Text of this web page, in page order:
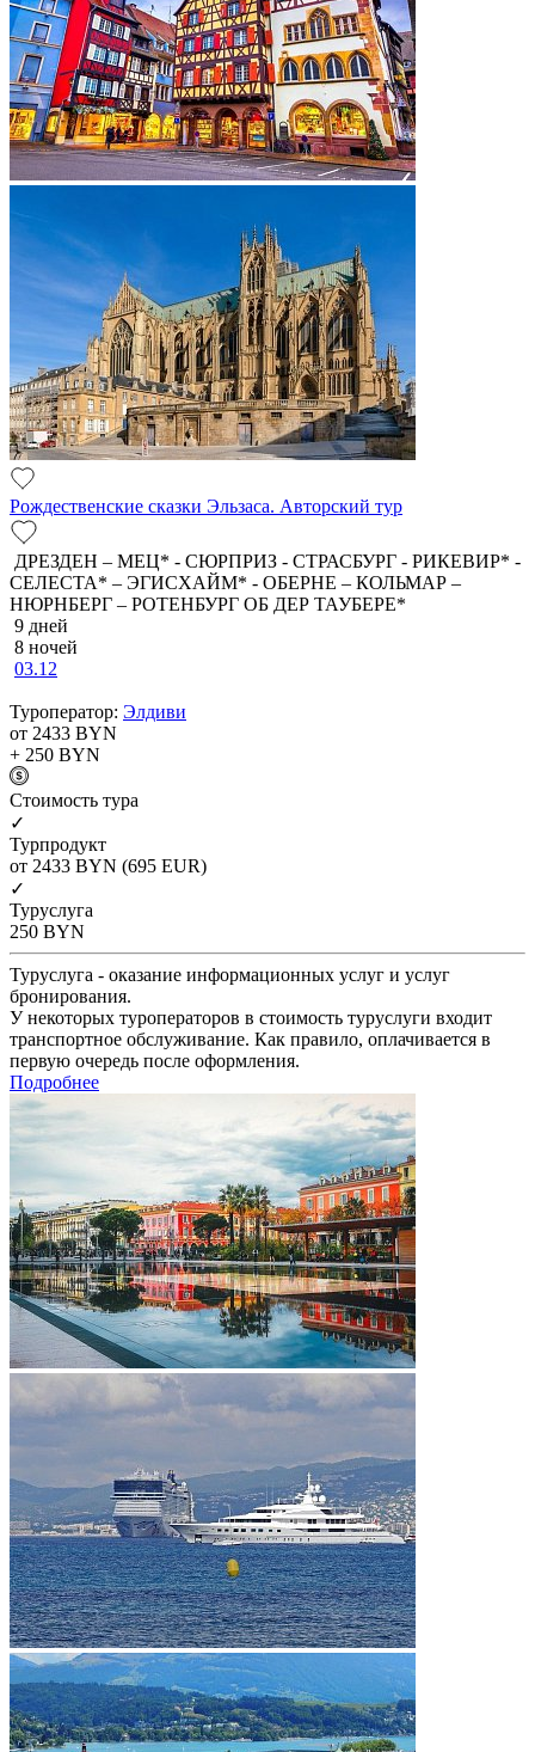
Рождественские сказки Эльзаса. Авторский тур
ДРЕЗДЕН – МЕЦ* - СЮРПРИЗ - СТРАСБУРГ - РИКЕВИР* -
СЕЛЕСТА* – ЭГИСХАЙМ* - ОБЕРНЕ – КОЛЬМАР –
НЮРНБЕРГ – РОТЕНБУРГ ОБ ДЕР ТАУБЕРЕ*
9 дней
8 ночей
03.12
Туроператор: Элдиви
от 2433 BYN
+ 250 BYN
Cтоимость тура
✓
Турпродукт
от 2433 BYN (695 EUR)
✓
Туруслуга
250 BYN
Туруслуга - оказание информационных услуг и услуг
бронирования.
У некоторых туроператоров в стоимость туруслуги входит
транспортное обслуживание. Как правило, оплачивается в
первую очередь после оформления.
Подробнее